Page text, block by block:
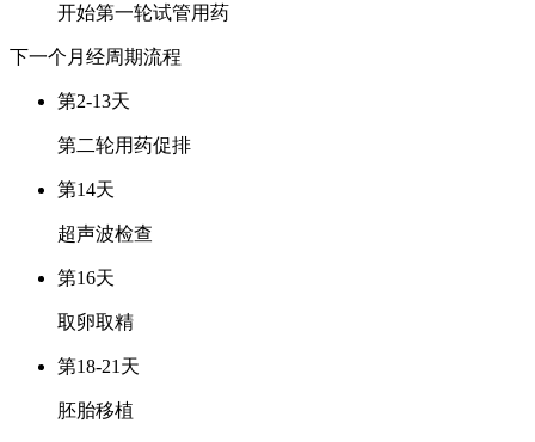
开始第一轮试管用药
下一个月经周期流程
第2-13天
第二轮用药促排
第14天
超声波检查
第16天
取卵取精
第18-21天
胚胎移植